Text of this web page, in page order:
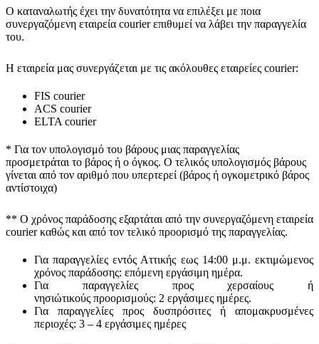
Ο καταναλωτής έχει την δυνατότητα να επιλέξει με ποια
συνεργαζόμενη εταιρεία courier επιθυμεί να λάβει την παραγγελία
του.
Η εταιρεία μας συνεργάζεται με τις ακόλουθες εταιρείες courier:
FIS courier
ACS courier
ELTA courier
* Για τον υπολογισμό του βάρους μιας παραγγελίας
προσμετράται το βάρος ή ο όγκος. Ο τελικός υπολογισμός βάρους
γίνεται από τον αριθμό που υπερτερεί (βάρος ή ογκομετρικό βάρος
αντίστοιχα)
** Ο χρόνος παράδοσης εξαρτάται από την συνεργαζόμενη εταιρεία
courier καθώς και από τον τελικό προορισμό της παραγγελίας.
Για παραγγελίες εντός Αττικής εως 14:00 μ.μ. εκτιμώμενος
χρόνος παράδοσης: επόμενη εργάσιμη ημέρα.
Για παραγγελίες προς χερσαίους ή
νησιώτικούς προορισμούς: 2 εργάσιμες ημέρες.
Για παραγγελίες προς δυσπρόσιτες ή απομακρυσμένες
περιοχές: 3 – 4 εργάσιμες ημέρες